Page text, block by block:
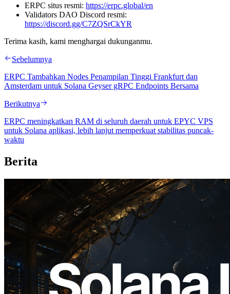
ERPC situs resmi: https://erpc.global/en
Validators DAO Discord resmi:
https://discord.gg/C7ZQSrCkYR
Terima kasih, kami menghargai dukunganmu.
Sebelumnya
ERPC Tambahkan Nodes Penampilan Tinggi Frankfurt dan
Amsterdam untuk Solana Geyser gRPC Endpoints Bersama
Berikutnya
ERPC meningkatkan RAM di seluruh daerah untuk EPYC VPS
untuk Solana aplikasi, lebih lanjut memperkuat stabilitas puncak-
waktu
Berita